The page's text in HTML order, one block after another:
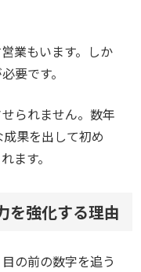
業もいます。しか
要です。
られません。数年
果を出して初め
ます。
を強化する理由
の前の数字を追う